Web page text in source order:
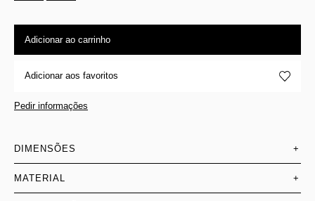
Adicionar ao carrinho
Adicionar aos favoritos
Pedir informações
DIMENSÕES +
MATERIAL +